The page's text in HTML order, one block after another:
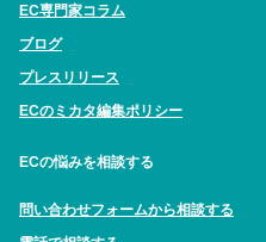
EC専門家コラム
ブログ
プレスリリース
ECのミカタ編集ポリシー
ECの悩みを相談する
問い合わせフォームから相談する